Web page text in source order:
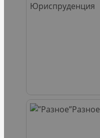
Юриспруденция
Разное